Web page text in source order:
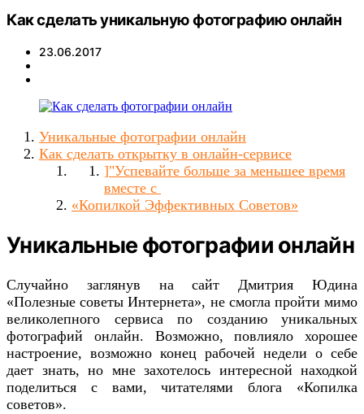
Как сделать уникальную фотографию онлайн
23.06.2017
Уникальные фотографии онлайн
Как сделать открытку в онлайн-сервисе
]"Успевайте больше за меньшее время
вместе с
«Копилкой Эффективных Советов»
Уникальные фотографии онлайн
Случайно заглянув на сайт Дмитрия Юдина
«Полезные советы Интернета», не смогла пройти мимо
великолепного сервиса по созданию уникальных
фотографий онлайн. Возможно, повлияло хорошее
настроение, возможно конец рабочей недели о себе
дает знать, но мне захотелось интересной находкой
поделиться с вами, читателями блога «Копилка
советов».